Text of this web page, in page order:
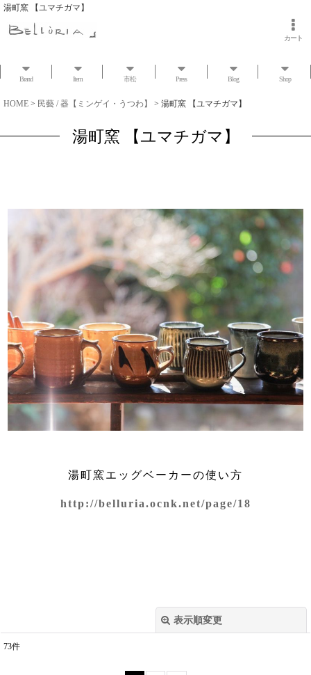
湯町窯 【ユマチガマ】
カート
Brand Item 市松 Press Blog Shop
HOME > 民藝 / 器【ミンゲイ・うつわ】 > 湯町窯 【ユマチガマ】
湯町窯 【ユマチガマ】
湯町窯エッグベーカーの使い方
http://belluria.ocnk.net/page/18
表示順変更
73件